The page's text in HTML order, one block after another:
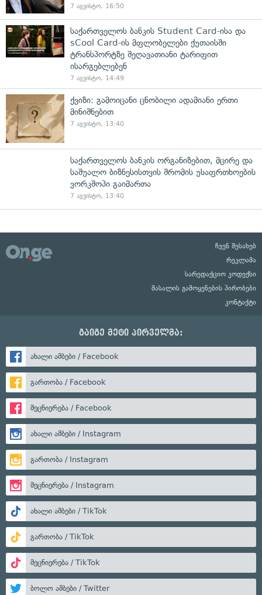
7 აგვისტო, 16:50
საქართველოს ბანკის Student Card-ისა და
sCool Card-ის მფლობელები ქუთაისში
ტრანსპორტზე შეღავათიანი ტარიფით
ისარგებლებენ
7 აგვისტო, 14:49
ქვიზი: გამოიცანი ცნობილი ადამიანი ერთი
მინიშნებით
7 აგვისტო, 13:40
საქართველოს ბანკის ორგანიზებით, მცირე და
საშუალო ბიზნესისთვის შრომის უსაფრთხოების
ვორკშოპი გაიმართა
7 აგვისტო, 13:40
ჩვენ შესახებ
რეკლამა
სარედაქციო კოდექსი
მასალის გამოყენების პირობები
კონტაქტი
გაიგე მეტი პირველმა:
ახალი ამბები / Facebook
გართობა / Facebook
მეცნიერება / Facebook
ახალი ამბები / Instagram
გართობა / Instagram
მეცნიერება / Instagram
ახალი ამბები / TikTok
გართობა / TikTok
მეცნიერება / TikTok
ბოლო ამბები / Twitter